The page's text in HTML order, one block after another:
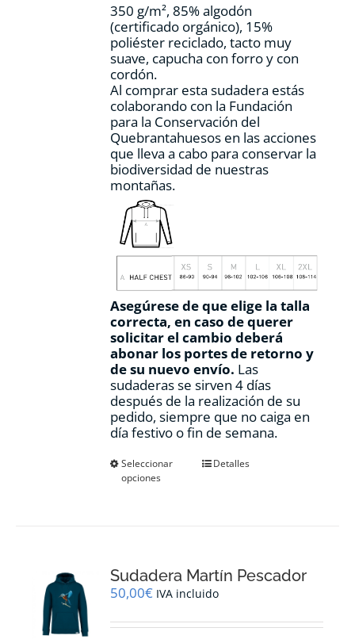
página
de
producto
350 g/m², 85% algodón
(certificado orgánico), 15%
poliéster reciclado, tacto muy
suave, capucha con forro y con
cordón.
Al comprar esta sudadera estás
colaborando con la Fundación
para la Conservación del
Quebrantahuesos en las acciones
que lleva a cabo para conservar la
biodiversidad de nuestras
montañas.
Asegúrese de que elige la talla
correcta, en caso de querer
solicitar el cambio deberá
abonar los portes de retorno y
de su nuevo envío. Las
sudaderas se sirven 4 días
después de la realización de su
pedido, siempre que no caiga en
día festivo o fin de semana.
Seleccionar
opciones
Este
se
pueden
en
Detalles
Sudadera Martín Pescador
50,00€ IVA incluido